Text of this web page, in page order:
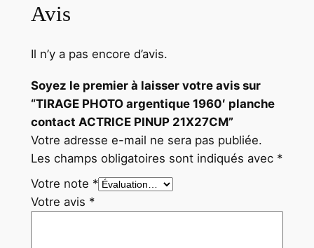
Avis
Il n’y a pas encore d’avis.
Soyez le premier à laisser votre avis sur
“TIRAGE PHOTO argentique 1960′ planche
contact ACTRICE PINUP 21X27CM”
Votre adresse e-mail ne sera pas publiée.
Les champs obligatoires sont indiqués avec *
Votre note *
Votre avis *